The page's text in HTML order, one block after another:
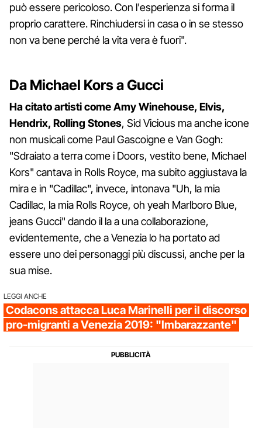
può essere pericoloso. Con l'esperienza si forma il
proprio carattere. Rinchiudersi in casa o in se stesso
non va bene perché la vita vera è fuori".
Da Michael Kors a Gucci
Ha citato artisti come Amy Winehouse, Elvis,
Hendrix, Rolling Stones, Sid Vicious ma anche icone
non musicali come Paul Gascoigne e Van Gogh:
"Sdraiato a terra come i Doors, vestito bene, Michael
Kors" cantava in Rolls Royce, ma subito aggiustava la
mira e in "Cadillac", invece, intonava "Uh, la mia
Cadillac, la mia Rolls Royce, oh yeah Marlboro Blue,
jeans Gucci" dando il la a una collaborazione,
evidentemente, che a Venezia lo ha portato ad
essere uno dei personaggi più discussi, anche per la
sua mise.
LEGGI ANCHE
Codacons attacca Luca Marinelli per il discorso
pro-migranti a Venezia 2019: "Imbarazzante"